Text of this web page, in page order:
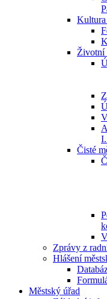
Životní
Čisté
Zprávy z
Hlášení
Městský úřad